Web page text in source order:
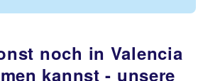
noch in Valencia
kannst - unsere